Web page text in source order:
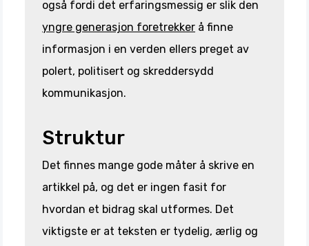
også fordi det erfaringsmessig er slik den
yngre generasjon foretrekker å finne
informasjon i en verden ellers preget av
polert, politisert og skreddersydd
kommunikasjon.
Struktur
Det finnes mange gode måter å skrive en
artikkel på, og det er ingen fasit for
hvordan et bidrag skal utformes. Det
viktigste er at teksten er tydelig, ærlig og